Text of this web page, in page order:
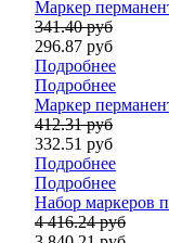
Маркер
341.40 руб
296.87 руб
Подробнее
Подробнее
Маркер
412.31 руб
332.51 руб
Подробнее
Подробнее
Набор маркеров
4 416.24 руб